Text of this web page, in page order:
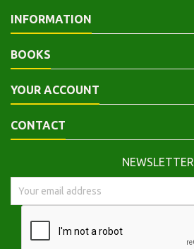
INFORMATION
BOOKS
YOUR ACCOUNT
CONTACT
NEWSLETTER